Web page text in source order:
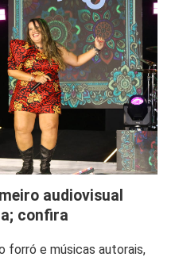
audiovisual
confira
forró e músicas autorais,